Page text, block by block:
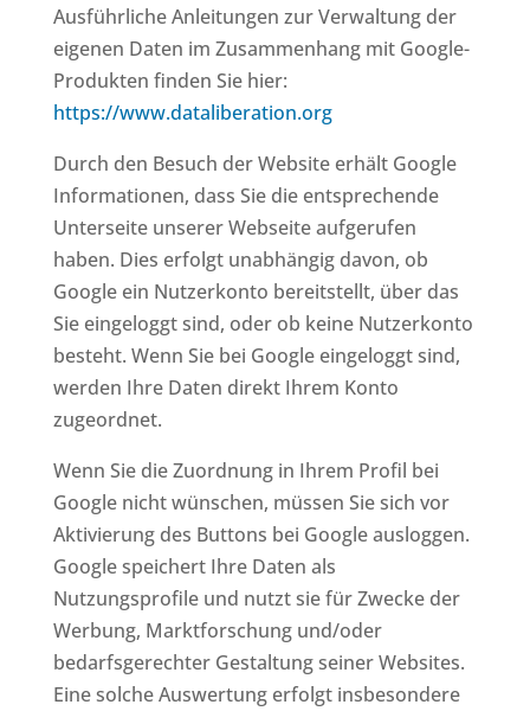
Ausführliche Anleitungen zur Verwaltung der
eigenen Daten im Zusammenhang mit Google-
Produkten finden Sie hier:
https://www.dataliberation.org
Durch den Besuch der Website erhält Google
Informationen, dass Sie die entsprechende
Unterseite unserer Webseite aufgerufen
haben. Dies erfolgt unabhängig davon, ob
Google ein Nutzerkonto bereitstellt, über das
Sie eingeloggt sind, oder ob keine Nutzerkonto
besteht. Wenn Sie bei Google eingeloggt sind,
werden Ihre Daten direkt Ihrem Konto
zugeordnet.
Wenn Sie die Zuordnung in Ihrem Profil bei
Google nicht wünschen, müssen Sie sich vor
Aktivierung des Buttons bei Google ausloggen.
Google speichert Ihre Daten als
Nutzungsprofile und nutzt sie für Zwecke der
Werbung, Marktforschung und/oder
bedarfsgerechter Gestaltung seiner Websites.
Eine solche Auswertung erfolgt insbesondere